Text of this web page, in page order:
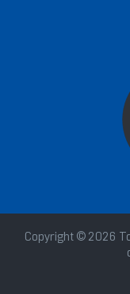
Copyright © 2026